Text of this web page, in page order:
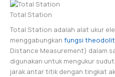
Total Station
Total Station adalah alat ukur
menggabungkan fungsi
Distance Measurement) dalam
digunakan untuk mengukur
jarak antar titik dengan tingkat